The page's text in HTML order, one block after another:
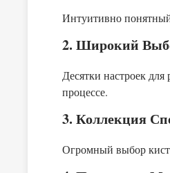
Интуитивно
2. Широкий
Десятки настроек
процессе.
3. Коллекция
Огромный выбор